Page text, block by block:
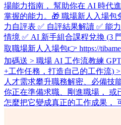
場能力指南， 幫助你在 AI 時代
掌握的能力。 ​ 🎁 職場新人入場
力自評表 ✅ 自評結果解讀 ✅ 能
情境 ✅ AI 新手組合課程兌換 (3
取職場新人入場包👉 https://
加碼送 > 職場 AI 工作流教練
+工作任務，打造自己的工作流)
人才需求攀升職務解密、必備技
你正在準備求職、剛進職場， 或
怎麼把它變成真正的工作成果，